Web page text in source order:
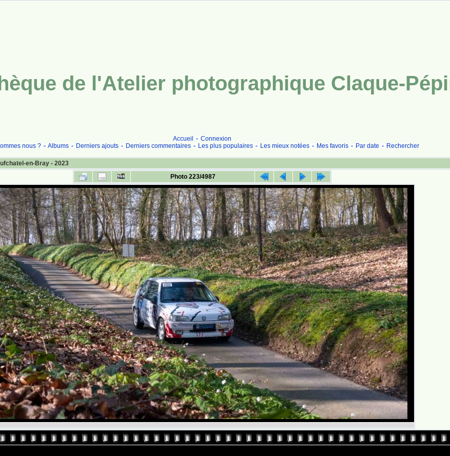
de l'Atelier photographique Claque-
Accueil
Connexion
nous ?
Albums Derniers ajouts Derniers commentaires Les plus populaires Les mieux notées Mes favoris Par date Rechercher
en-Bray - 2023
Photo 223/4987